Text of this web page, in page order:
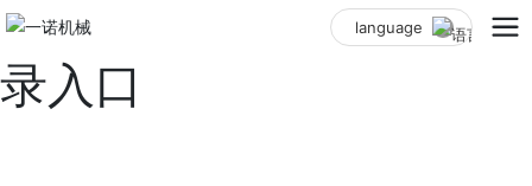
买球入口官网（中国）登
录入口
language